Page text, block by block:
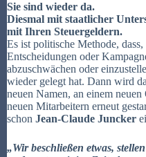
Sie sind wieder da.
Diesmal mit staatlicher
mit Ihren Steuergeldern.
Es ist politische Methode,
Entscheidungen oder
abzuschwächen oder
wieder gelegt hat. Dann wird
neuen Namen, an einem
neuen Mitarbeitern erneut
schon Jean-Claude Juncker
„Wir beschließen etwas,